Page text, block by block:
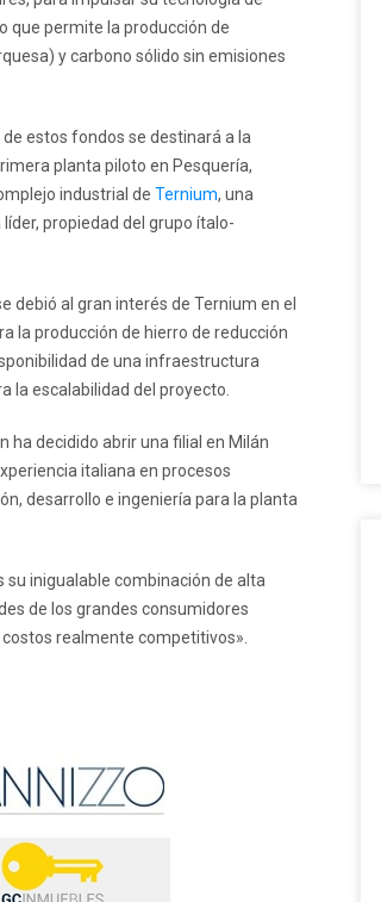
que permite la producción de
y carbono sólido sin emisiones
estos fondos se destinará a la
planta piloto en Pesquería,
industrial de Ternium, una
propiedad del grupo ítalo-
debió al gran interés de Ternium en el
la producción de hierro de reducción
de una infraestructura
la escalabilidad del proyecto.
ha decidido abrir una filial en Milán
italiana en procesos
desarrollo e ingeniería para la planta
inigualable combinación de alta
de los grandes consumidores
realmente competitivos».